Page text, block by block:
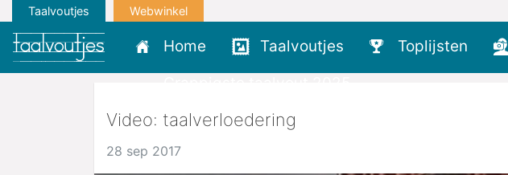
Taalvoutjes Webwinkel
Home Taalvoutjes Toplijsten
Video: taalverloedering
28 sep 2017